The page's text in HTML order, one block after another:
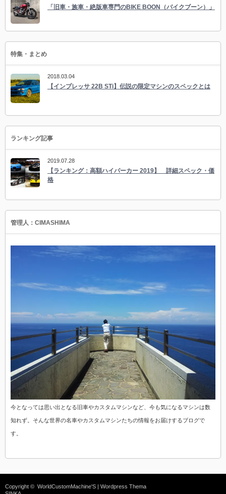
「旧車・族車・絶版車専門のBIKE BOON（バイクブーン）」
特集・まとめ
2018.03.04
【インプレッサ 22B STi】伝説の限定マシンのスペックとは
ランキング記事
2019.07.28
【ランキング：高額ハイパーカー 2019】 詳細スペック・価
格
管理人：CIMASHIMA
今となっては思い出となる旧車やカスタムマシンなど、今も気になるマシンは数
知れず。そんな世界の名車やカスタムマシンたちの情報をお届けするブログで
す。
Copyright © WorldCustomMachine'S | Wordpress Thema